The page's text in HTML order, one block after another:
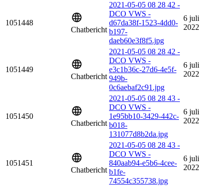
1051448
Chatbericht
2021-05-05 08 28 42 -
DCO VWS -
d67da38f-1523-4dd0-
b197-
daeb60e3f8f5.jpg
6 juli
2022
1051449
Chatbericht
2021-05-05 08 28 42 -
DCO VWS -
e3c1b36c-27d6-4e5f-
949b-
0c6aebaf2c91.jpg
6 juli
2022
1051450
Chatbericht
2021-05-05 08 28 43 -
DCO VWS -
1e95bb10-3429-442c-
b018-
131077d8b2da.jpg
6 juli
2022
1051451
Chatbericht
2021-05-05 08 28 43 -
DCO VWS -
840aab94-e5b6-4cee-
b1fe-
74554c355738.jpg
6 juli
2022